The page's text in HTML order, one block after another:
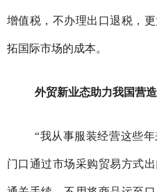
增值税，不办理出口退税，
拓国际市场的成本。
外贸新业态助力我国营
“我从事服装经营这些
门口通过市场采购贸易方式